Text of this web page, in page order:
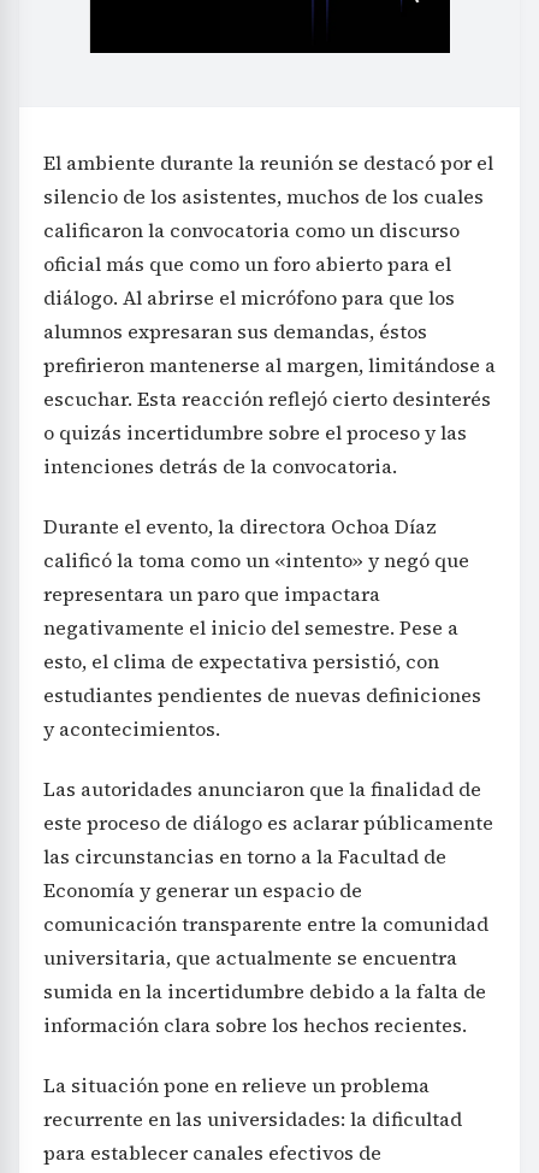
El ambiente durante la reunión se destacó por el
silencio de los asistentes, muchos de los cuales
calificaron la convocatoria como un discurso
oficial más que como un foro abierto para el
diálogo. Al abrirse el micrófono para que los
alumnos expresaran sus demandas, éstos
prefirieron mantenerse al margen, limitándose a
escuchar. Esta reacción reflejó cierto desinterés
o quizás incertidumbre sobre el proceso y las
intenciones detrás de la convocatoria.
Durante el evento, la directora Ochoa Díaz
calificó la toma como un «intento» y negó que
representara un paro que impactara
negativamente el inicio del semestre. Pese a
esto, el clima de expectativa persistió, con
estudiantes pendientes de nuevas definiciones
y acontecimientos.
Las autoridades anunciaron que la finalidad de
este proceso de diálogo es aclarar públicamente
las circunstancias en torno a la Facultad de
Economía y generar un espacio de
comunicación transparente entre la comunidad
universitaria, que actualmente se encuentra
sumida en la incertidumbre debido a la falta de
información clara sobre los hechos recientes.
La situación pone en relieve un problema
recurrente en las universidades: la dificultad
para establecer canales efectivos de